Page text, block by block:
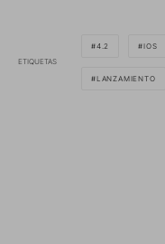
ETIQUETAS
4.2 IOS
LANZAMIENTO